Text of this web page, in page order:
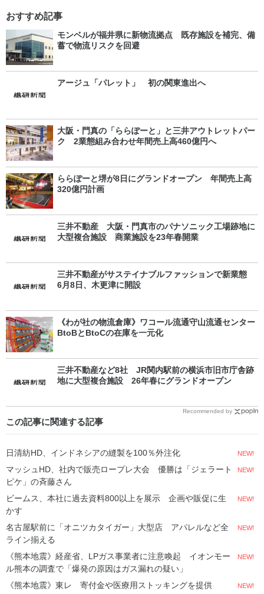
おすすめ記事
モンベルが福井県に新物流拠点 既存施設を補完、備
蓄で物流リスクを回避
アージュ「パレット」 初の関東進出へ
大阪・門真の「ららぽーと」と三井アウトレットパー
ク 2業態組み合わせ年間売上高460億円へ
ららぽーと堺が8日にグランドオープン 年間売上高
320億円計画
三井不動産 大阪・門真市のパナソニック工場跡地に
大型複合施設 商業施設を23年春開業
三井不動産がサステイナブルファッションで新業態
6月8日、木更津に開設
《わが社の物流倉庫》ワコール流通守山流通センター
BtoBとBtoCの在庫を一元化
三井不動産など8社 JR関内駅前の横浜市旧市庁舎跡
地に大型複合施設 26年春にグランドオープン
Recommended by
この記事に関連する記事
日清紡HD、インドネシアの縫製を100％外注化 NEW!
マッシュHD、社内で販売ロープレ大会 優勝は「ジェラート
ピケ」の斉藤さん
NEW!
ビームス、本社に過去資料800以上を展示 企画や販促に生
かす
NEW!
名古屋駅前に「オニツカタイガー」大型店 アパレルなど全
ライン揃える
NEW!
《熊本地震》経産省、LPガス事業者に注意喚起 イオンモー
ル熊本の調査で「爆発の原因はガス漏れの疑い」
NEW!
《熊本地震》東レ 寄付金や医療用ストッキングを提供 NEW!